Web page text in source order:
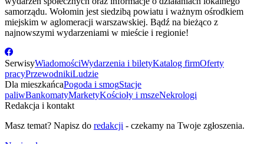
samorządu. Wołomin jest siedzibą powiatu i ważnym ośrodkiem
miejskim w aglomeracji warszawskiej. Bądź na bieżąco z
najnowszymi wydarzeniami w mieście i regionie!
SerwisyWiadomościWydarzenia i biletyKatalog firmOferty
pracyPrzewodnikiLudzie
Dla mieszkańcaPogoda i smogStacje
paliwBankomatyMarketyKościoły i mszeNekrologi
Redakcja i kontakt
Masz temat? Napisz do redakcji - czekamy na Twoje zgłoszenia.